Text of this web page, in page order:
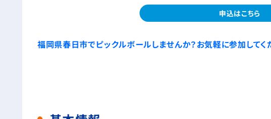
申込はこちら
福岡県春日市でピックルボールしませんか？お気軽に参加してく